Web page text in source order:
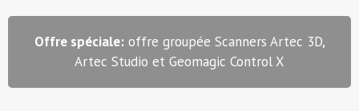
Offre spéciale:offre groupée Scanners Artec 3D,
Artec Studio et Geomagic Control X